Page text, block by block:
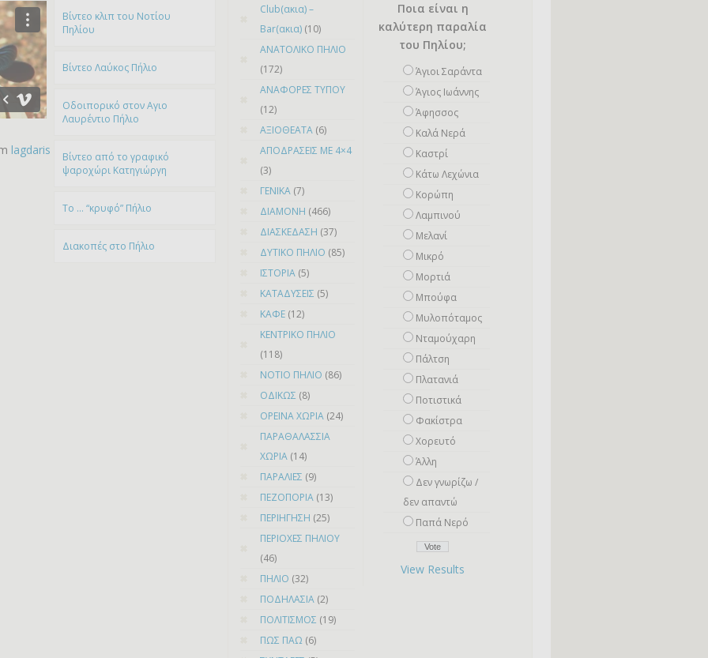
lagdaris
Bίντεο κλιπ του Νοτίου
Πηλίου
Βίντεο Λαύκος Πήλιο
Οδοιπορικό στον Αγιο
Λαυρέντιο Πήλιο
Βίντεο από το γραφικό
ψαροχώρι Kατηγιώργη
To … “κρυφό” Πήλιο
Διακοπές στο Πήλιο
Club(ακια) –
Bar(ακια) (10)
ΑΝΑΤΟΛΙΚΟ ΠΗΛΙΟ
(172)
ΑΝΑΦΟΡΕΣ ΤΥΠΟΥ
(12)
ΑΞΙΟΘΕΑΤΑ (6)
ΑΠΟΔΡΑΣΕΙΣ ΜΕ 4×4
(3)
ΓΕΝΙΚΑ (7)
ΔΙΑΜΟΝΗ (466)
ΔΙΑΣΚΕΔΑΣΗ (37)
ΔΥΤΙΚΟ ΠΗΛΙΟ (85)
ΙΣΤΟΡΙΑ (5)
ΚΑΤΑΔΥΣΕΙΣ (5)
ΚΑΦΕ (12)
ΚΕΝΤΡΙΚΟ ΠΗΛΙΟ
(118)
ΝΟΤΙΟ ΠΗΛΙΟ (86)
ΟΔΙΚΩΣ (8)
ΟΡΕΙΝΑ ΧΩΡΙΑ (24)
ΠΑΡΑΘΑΛΑΣΣΙΑ
ΧΩΡΙΑ (14)
ΠΑΡΑΛΙΕΣ (9)
ΠΕΖΟΠΟΡΙΑ (13)
ΠΕΡΙΗΓΗΣΗ (25)
ΠΕΡΙΟΧΕΣ ΠΗΛΙΟΥ
(46)
ΠΗΛΙΟ (32)
ΠΟΔΗΛΑΣΙΑ (2)
ΠΟΛΙΤΙΣΜΟΣ (19)
ΠΩΣ ΠΑΩ (6)
Ποια είναι η
καλύτερη παραλία
του Πηλίου;
Άγιοι Σαράντα
Άγιος Ιωάννης
Άφησσος
Καλά Νερά
Καστρί
Κάτω Λεχώνια
Κορώπη
Λαμπινού
Μελανί
Μικρό
Mορτιά
Μπούφα
Μυλοπόταμος
Νταμούχαρη
Πάλτση
Πλατανιά
Ποτιστικά
Φακίστρα
Χορευτό
Άλλη
Δεν γνωρίζω /
δεν απαντώ
Παπά Νερό
View Results